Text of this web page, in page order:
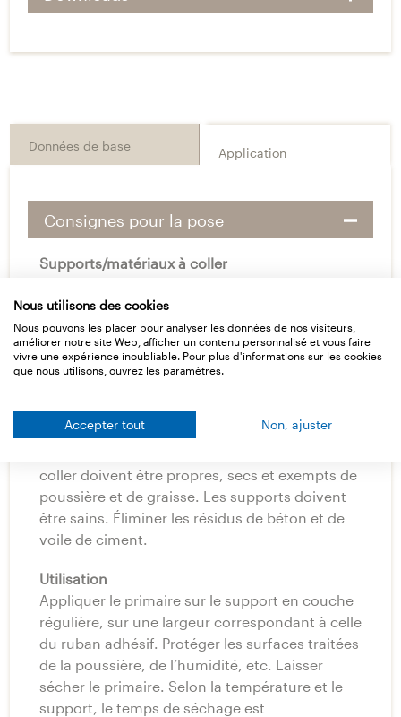
Données de base Application
Consignes pour la pose
Supports/matériaux à coller
sans solvants pour les rubans adhésifs
Ampacoll en butyle ou en acrylique sur
supports poreux tels que maçonnerie, enduit,
béton, bois brut, panneaux de fibres de bois
Préparation
coller doivent être propres, secs et exempts de
poussière et de graisse. Les supports doivent
être sains. Éliminer les résidus de béton et de
voile de ciment.
Utilisation
Appliquer le primaire sur le support en couche
régulière, sur une largeur correspondant à celle
du ruban adhésif. Protéger les surfaces traitées
de la poussière, de l’humidité, etc. Laisser
sécher le primaire. Selon la température et le
support, le temps de séchage est
Nous utilisons des cookies
Nous pouvons les placer pour analyser les données de nos visiteurs,
améliorer notre site Web, afficher un contenu personnalisé et vous faire
vivre une expérience inoubliable. Pour plus d'informations sur les cookies
que nous utilisons, ouvrez les paramètres.
Accepter tout Non, ajuster